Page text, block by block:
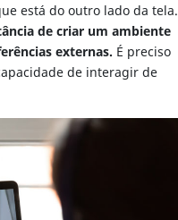
está do outro lado da tela.
de criar um ambiente
externas. É preciso
de interagir de